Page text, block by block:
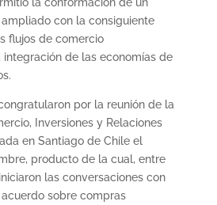
con la consiguiente
flujos de comercio
de las economías de
por la reunión de la
Inversiones y Relaciones
en Santiago de Chile el
producto de la cual, entre
las conversaciones con
sobre compras